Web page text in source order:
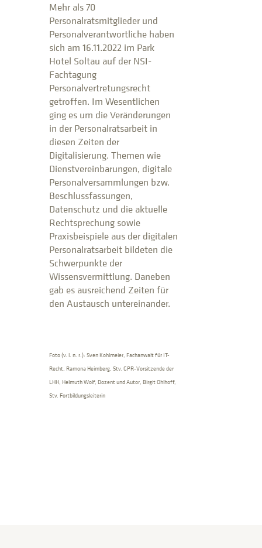
Mehr als 70
Personalratsmitglieder und
Personalverantwortliche haben
sich am 16.11.2022 im Park
Hotel Soltau auf der NSI-
Fachtagung
Personalvertretungsrecht
getroffen. Im Wesentlichen
ging es um die Veränderungen
in der Personalratsarbeit in
diesen Zeiten der
Digitalisierung. Themen wie
Dienstvereinbarungen, digitale
Personalversammlungen bzw.
Beschlussfassungen,
Datenschutz und die aktuelle
Rechtsprechung sowie
Praxisbeispiele aus der digitalen
Personalratsarbeit bildeten die
Schwerpunkte der
Wissensvermittlung. Daneben
gab es ausreichend Zeiten für
den Austausch untereinander.
Foto (v. l. n. r.): Sven Kohlmeier, Fachanwalt für IT-
Recht, Ramona Heimberg, Stv. GPR-Vorsitzende der
LHH, Helmuth Wolf, Dozent und Autor, Birgit Ohlhoff,
Stv. Fortbildungsleiterin